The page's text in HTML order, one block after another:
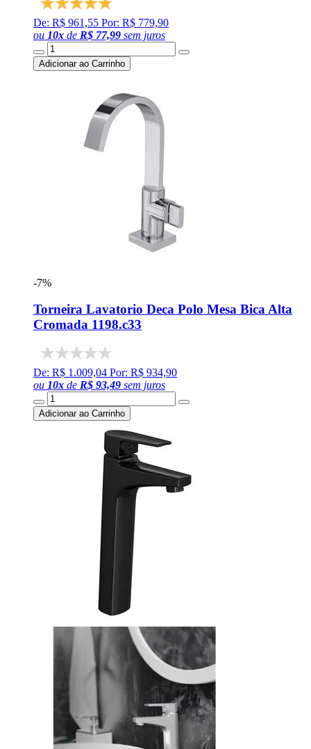
De: R$ 961,55 Por: R$ 779,90
ou 10x de R$ 77,99 sem juros
Adicionar ao Carrinho
-7%
Torneira Lavatorio Deca Polo Mesa Bica Alta
Cromada 1198.c33
De: R$ 1.009,04 Por: R$ 934,90
ou 10x de R$ 93,49 sem juros
Adicionar ao Carrinho